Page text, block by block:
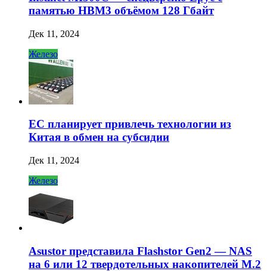
памятью HBM3 объёмом 128 Гбайт
Дек 11, 2024
Железо
ЕС планирует привлечь технологии из
Китая в обмен на субсидии
Дек 11, 2024
Железо
Asustor представила Flashstor Gen2 — NAS
на 6 или 12 твердотельных накопителей M.2